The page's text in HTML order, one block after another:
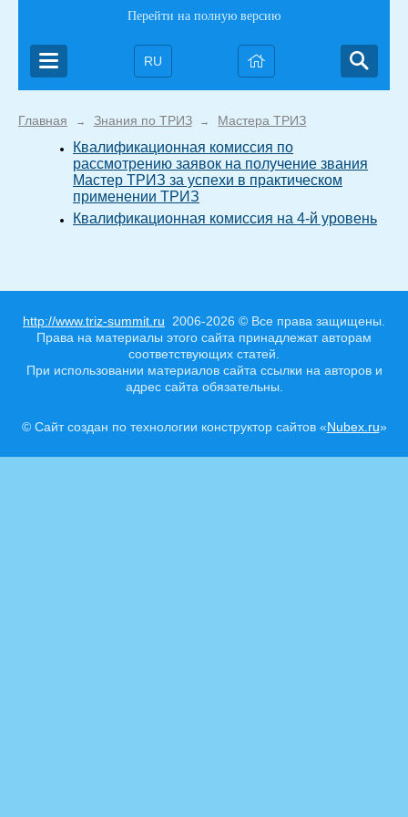
Перейти на полную версию
RU
Главная → Знания по ТРИЗ → Мастера ТРИЗ
Квалификационная комиссия по
рассмотрению заявок на получение звания
Мастер ТРИЗ за успехи в практическом
применении ТРИЗ
Квалификационная комиссия на 4-й уровень
http://www.triz-summit.ru 2006-2026 © Все права защищены.
Права на материалы этого сайта принадлежат авторам
соответствующих статей.
При использовании материалов сайта ссылки на авторов и
адрес сайта обязательны.
© Сайт создан по технологии конструктор сайтов «Nubex.ru»